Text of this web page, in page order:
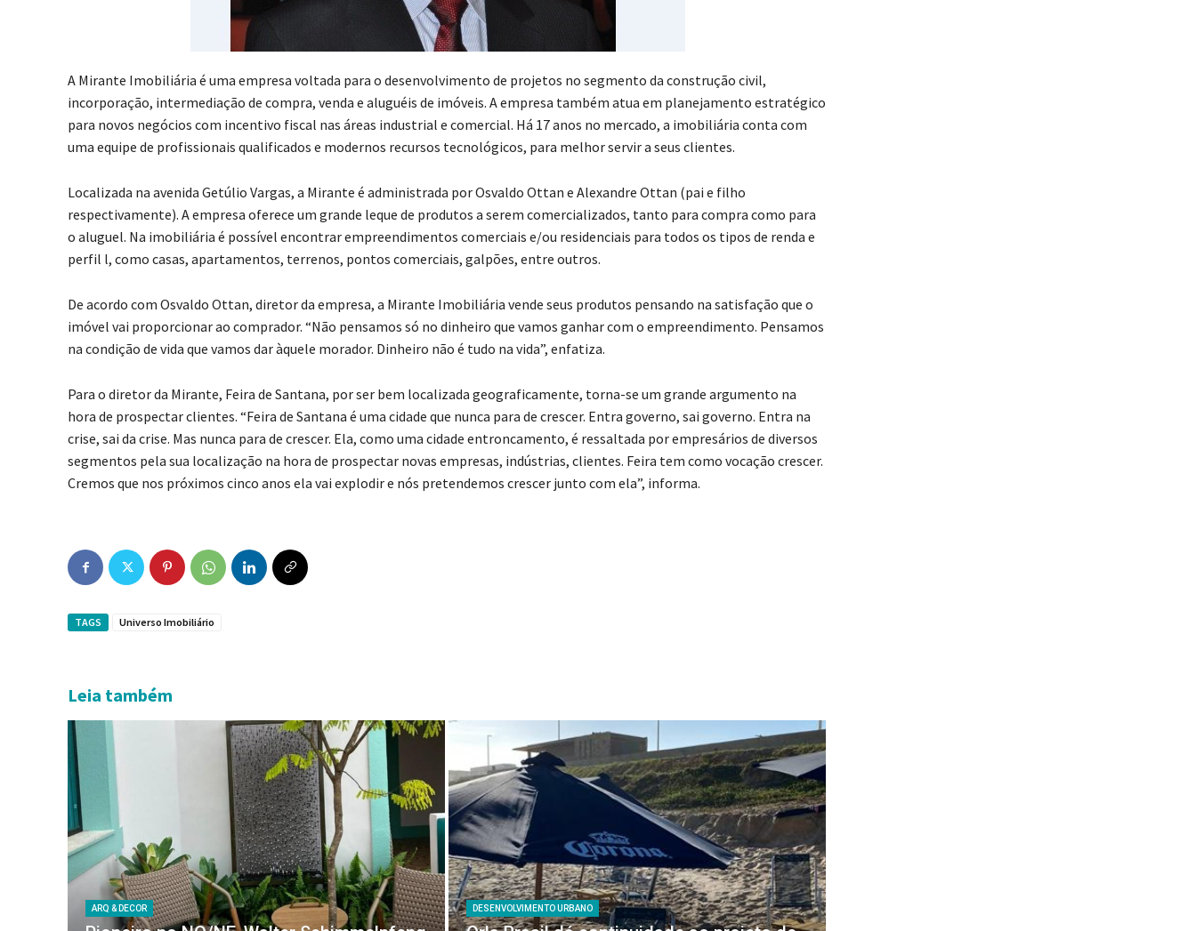
A Mirante Imobiliária é uma empresa voltada para o desenvolvimento de projetos no segmento da construção civil,
incorporação, intermediação de compra, venda e aluguéis de imóveis. A empresa também atua em planejamento estratégico
para novos negócios com incentivo fiscal nas áreas industrial e comercial. Há 17 anos no mercado, a imobiliária conta com
uma equipe de profissionais qualificados e modernos recursos tecnológicos, para melhor servir a seus clientes.
Localizada na avenida Getúlio Vargas, a Mirante é administrada por Osvaldo Ottan e Alexandre Ottan (pai e filho
respectivamente). A empresa oferece um grande leque de produtos a serem comercializados, tanto para compra como para
o aluguel. Na imobiliária é possível encontrar empreendimentos comerciais e/ou residenciais para todos os tipos de renda e
perfil l, como casas, apartamentos, terrenos, pontos comerciais, galpões, entre outros.
De acordo com Osvaldo Ottan, diretor da empresa, a Mirante Imobiliária vende seus produtos pensando na satisfação que o
imóvel vai proporcionar ao comprador. “Não pensamos só no dinheiro que vamos ganhar com o empreendimento. Pensamos
na condição de vida que vamos dar àquele morador. Dinheiro não é tudo na vida”, enfatiza.
Para o diretor da Mirante, Feira de Santana, por ser bem localizada geograficamente, torna-se um grande argumento na
hora de prospectar clientes. “Feira de Santana é uma cidade que nunca para de crescer. Entra governo, sai governo. Entra na
crise, sai da crise. Mas nunca para de crescer. Ela, como uma cidade entroncamento, é ressaltada por empresários de diversos
segmentos pela sua localização na hora de prospectar novas empresas, indústrias, clientes. Feira tem como vocação crescer.
Cremos que nos próximos cinco anos ela vai explodir e nós pretendemos crescer junto com ela”, informa.
TAGS Universo Imobiliário
Leia também
ARQ & DECOR DESENVOLVIMENTO URBANO